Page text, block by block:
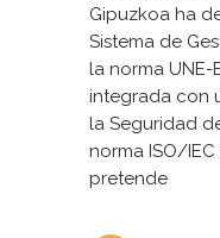
Gipuzkoa ha
Sistema de
la norma UNE-
integrada con
la Seguridad
norma ISO/IEC
pretende